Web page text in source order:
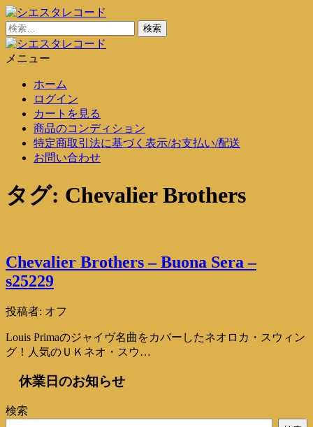
コ
ン
テ
ン
シエスタレコード
中古レコード通販
検
索:
メニュー
ホーム
ログイン
カートを見る
商品のコンディション
特定商取引法に基づく表示/お支払い/配送
お問い合わせ
タグ: Chevalier Brothers
Chevalier Brothers – Buona Sera –
s25229
投稿者: オフ
Louis Primaのジャイヴ名曲をカバーしたネオロカ・スウィン
グ！人気のＵＫネオ・スウ…
休業日のお知らせ
検索